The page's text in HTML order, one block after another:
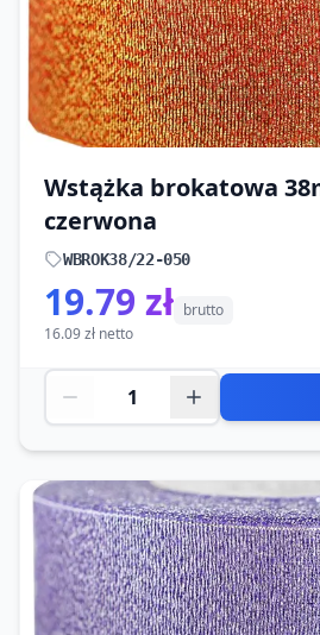
Wstążka brokatowa
czerwona
WBROK38/22-050
19.79 zł brutto
16.09 zł netto